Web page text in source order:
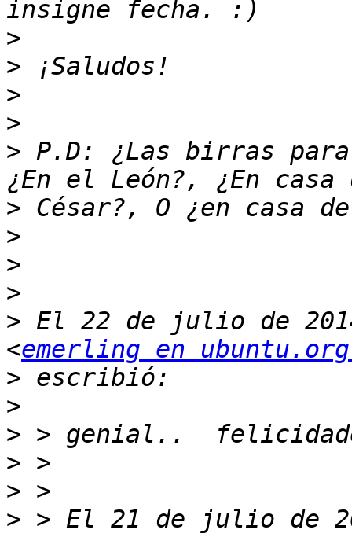
>
>
>
>
> P.D: ¿Las birras
>
>
>
>
> El 22 de julio de
<emerling en
>
>
>
>
>
> > El 21 de julio de